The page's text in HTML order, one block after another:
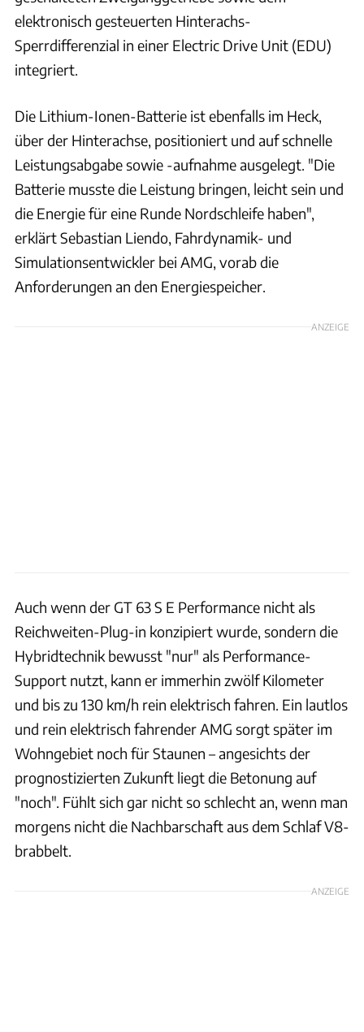
elektronisch gesteuerten Hinterachs-
Sperrdifferenzial in einer Electric Drive Unit (EDU)
integriert.
Die Lithium-Ionen-Batterie ist ebenfalls im Heck,
über der Hinterachse, positioniert und auf schnelle
Leistungsabgabe sowie -aufnahme ausgelegt. "Die
Batterie musste die Leistung bringen, leicht sein und
die Energie für eine Runde Nordschleife haben",
erklärt Sebastian Liendo, Fahrdynamik- und
Simulationsentwickler bei AMG, vorab die
Anforderungen an den Energiespeicher.
ANZEIGE
Auch wenn der GT 63 S E Performance nicht als
Reichweiten-Plug-in konzipiert wurde, sondern die
Hybridtechnik bewusst "nur" als Performance-
Support nutzt, kann er immerhin zwölf Kilometer
und bis zu 130 km/h rein elektrisch fahren. Ein lautlos
und rein elektrisch fahrender AMG sorgt später im
Wohngebiet noch für Staunen – angesichts der
prognostizierten Zukunft liegt die Betonung auf
"noch". Fühlt sich gar nicht so schlecht an, wenn man
morgens nicht die Nachbarschaft aus dem Schlaf V8-
brabbelt.
ANZEIGE